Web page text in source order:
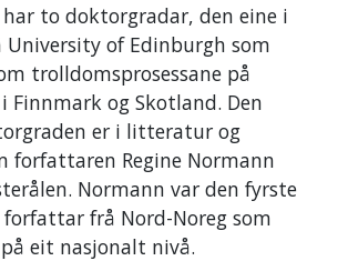
to doktorgradar, den eine i
of Edinburgh som
trolldomsprosessane på
Finnmark og Skotland. Den
er i litteratur og
forfattaren Regine Normann
Normann var den fyrste
forfattar frå Nord-Noreg som
eit nasjonalt nivå.